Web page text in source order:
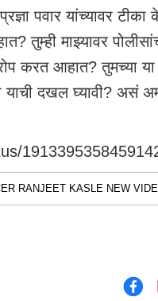
पवार यांच्यावर
तुम्ही माझ्यावर
करत आहात? तुमच्या या
दखल घ्यावी? असं
RANJEET KASLE NEW